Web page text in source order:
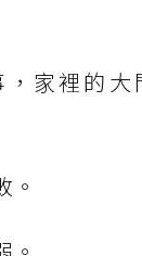
家裡的大
。